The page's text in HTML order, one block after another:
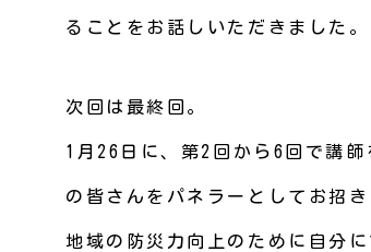
ることをお話しいただきました。
次回は最終回。
1月26日に、第2回から6回で講
の皆さんをパネラーとしてお招
地域の防災力向上のために自分